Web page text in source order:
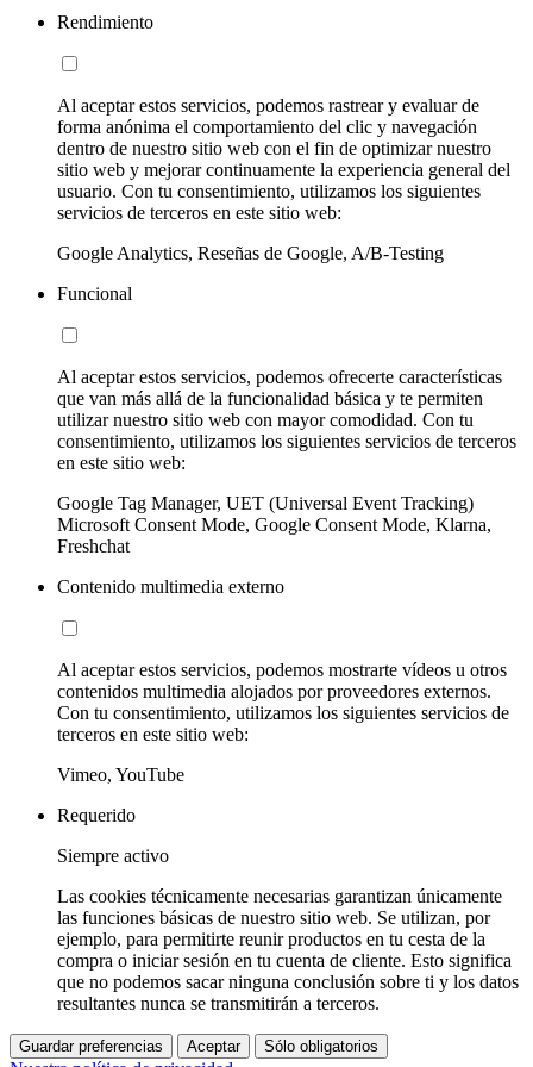
Rendimiento
Al aceptar estos servicios, podemos rastrear y evaluar de
forma anónima el comportamiento del clic y navegación
dentro de nuestro sitio web con el fin de optimizar nuestro
sitio web y mejorar continuamente la experiencia general del
usuario. Con tu consentimiento, utilizamos los siguientes
servicios de terceros en este sitio web:
Google Analytics, Reseñas de Google, A/B-Testing
Funcional
Al aceptar estos servicios, podemos ofrecerte características
que van más allá de la funcionalidad básica y te permiten
utilizar nuestro sitio web con mayor comodidad. Con tu
consentimiento, utilizamos los siguientes servicios de terceros
en este sitio web:
Google Tag Manager, UET (Universal Event Tracking)
Microsoft Consent Mode, Google Consent Mode, Klarna,
Freshchat
Contenido multimedia externo
Al aceptar estos servicios, podemos mostrarte vídeos u otros
contenidos multimedia alojados por proveedores externos.
Con tu consentimiento, utilizamos los siguientes servicios de
terceros en este sitio web:
Vimeo, YouTube
Requerido
Siempre activo
Las cookies técnicamente necesarias garantizan únicamente
las funciones básicas de nuestro sitio web. Se utilizan, por
ejemplo, para permitirte reunir productos en tu cesta de la
compra o iniciar sesión en tu cuenta de cliente. Esto significa
que no podemos sacar ninguna conclusión sobre ti y los datos
resultantes nunca se transmitirán a terceros.
Guardar preferencias Aceptar Sólo obligatorios